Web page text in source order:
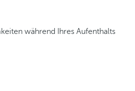
während Ihres Aufenthalts